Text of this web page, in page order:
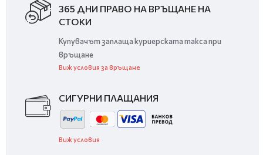
365 ДНИ ПРАВО НА ВРЪЩАНЕ НА
СТОКИ
Купувачът заплаща куриерската такса при
връщане
Виж условия за връщане
СИГУРНИ ПЛАЩАНИЯ
Виж условия